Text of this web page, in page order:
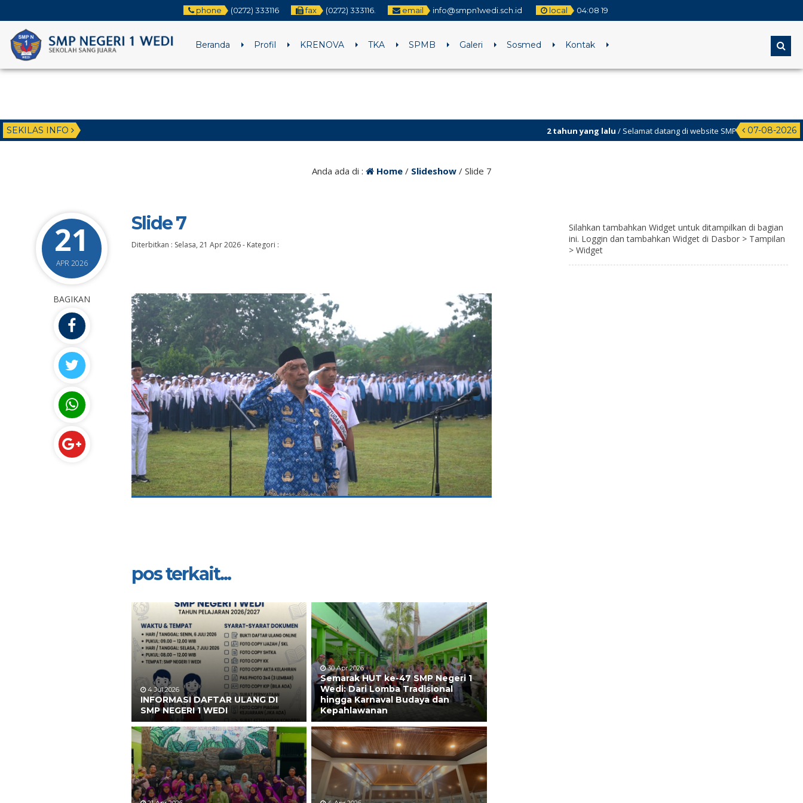
phone (0272) 333116 fax (0272) 333116. email info@smpn1wedi.sch.id local 04:08 20
Beranda Profil KRENOVA TKA SPMB Galeri Sosmed Kontak
SEKILAS INFO 07-08-2026
2 tahun yang lalu/ Selamat datang di website SMP Negeri 1 Wedi
Anda ada di : Home/ Slideshow/ Slide 7
21
APR 2026
Slide 7
Diterbitkan : Selasa, 21 Apr 2026- Kategori :
BAGIKAN
pos terkait...
4 Jul 2026
INFORMASI DAFTAR ULANG DI
SMP NEGERI 1 WEDI
30 Apr 2026
Semarak HUT ke-47 SMP Negeri 1
Wedi: Dari Lomba Tradisional
hingga Karnaval Budaya dan
Kepahlawanan
Silahkan tambahkan Widget untuk ditampilkan di bagian
ini. Loggin dan tambahkan Widget di Dasbor > Tampilan
> Widget